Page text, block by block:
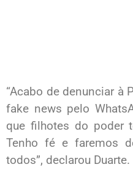
“Acabo de denunciar à
fake news pelo
que filhotes do poder
Tenho fé e faremos
todos”, declarou Duarte.